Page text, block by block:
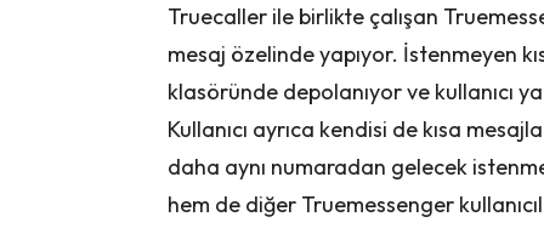
Truecaller ile birlikte çalışan
mesaj özelinde yapıyor. İstenmeyen
klasöründe depolanıyor ve kullanıcı
Kullanıcı ayrıca kendisi de kısa
daha aynı numaradan gelecek
hem de diğer Truemessenger